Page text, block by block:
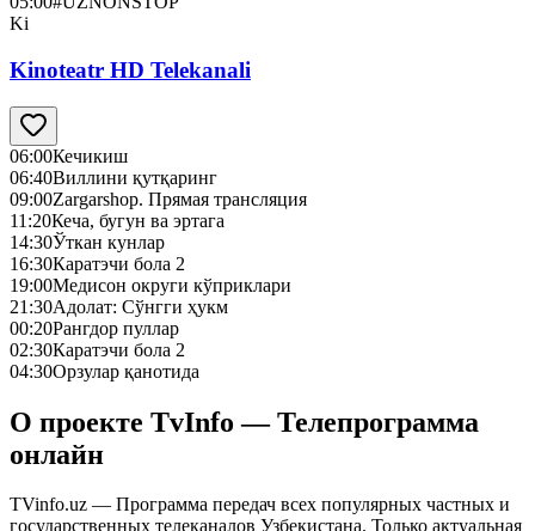
Ki
Kinoteatr HD Telekanali
06:00Кечикиш
06:40Виллини қутқаринг
09:00Zargarshop. Прямая трансляция
11:20Кеча, бугун ва эртага
14:30Ўткан кунлар
16:30Каратэчи бола 2
19:00Медисон округи кўприклари
21:30Адолат: Сўнгги ҳукм
00:20Рангдор пуллар
02:30Каратэчи бола 2
04:30Орзулар қанотида
О проекте TvInfo — Телепрограмма
онлайн
TVinfo.uz — Программа передач всех популярных частных и
государственных телеканалов Узбекистана. Только актуальная